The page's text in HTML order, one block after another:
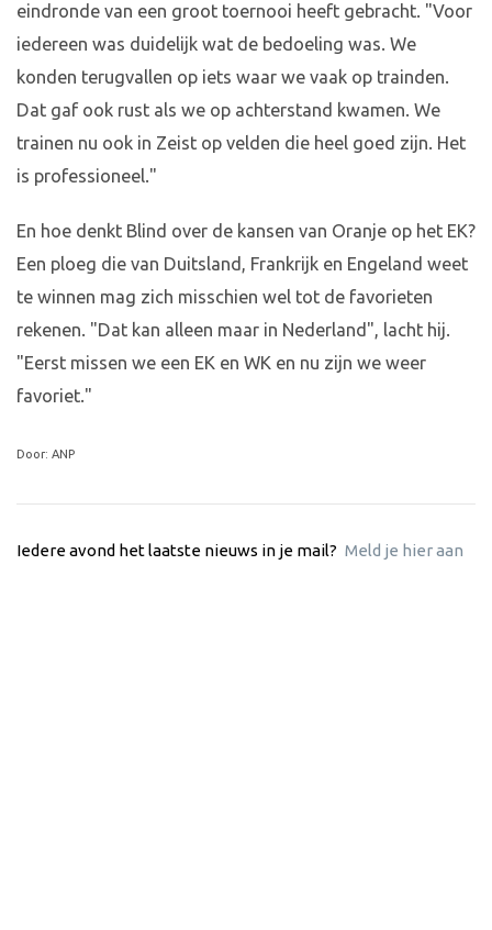
eindronde van een groot toernooi heeft gebracht. "Voor
iedereen was duidelijk wat de bedoeling was. We
konden terugvallen op iets waar we vaak op trainden.
Dat gaf ook rust als we op achterstand kwamen. We
trainen nu ook in Zeist op velden die heel goed zijn. Het
is professioneel."
En hoe denkt Blind over de kansen van Oranje op het EK?
Een ploeg die van Duitsland, Frankrijk en Engeland weet
te winnen mag zich misschien wel tot de favorieten
rekenen. "Dat kan alleen maar in Nederland", lacht hij.
"Eerst missen we een EK en WK en nu zijn we weer
favoriet."
Door: ANP
Iedere avond het laatste nieuws in je mail? Meld je hier aan